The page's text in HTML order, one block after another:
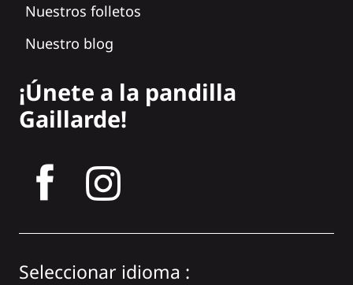
Nuestros folletos
Nuestro blog
¡Únete a la pandilla
Gaillarde!
Seleccionar idioma :